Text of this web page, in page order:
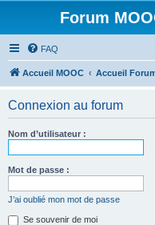
Forum
FAQ
Accueil MOOC Accueil
Connexion au forum
Nom d’utilisateur :
Mot de passe :
J’ai oublié mon mot de passe
Se souvenir de moi